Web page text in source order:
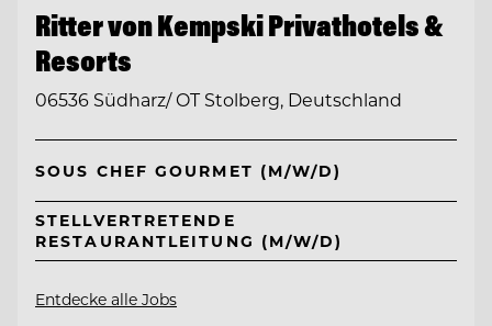
Ritter von Kempski Privathotels &
Resorts
06536 Südharz/ OT Stolberg, Deutschland
SOUS CHEF GOURMET (M/W/D)
STELLVERTRETENDE
RESTAURANTLEITUNG (M/W/D)
Entdecke alle Jobs